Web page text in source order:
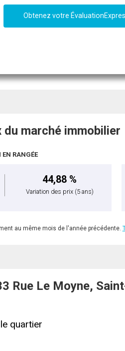
Obtenez votre
marché immobilier
RANGÉE
44,88 %
Variation des prix (5 ans)
au même mois de l'année précédente.
Rue Le Moyne,
quartier